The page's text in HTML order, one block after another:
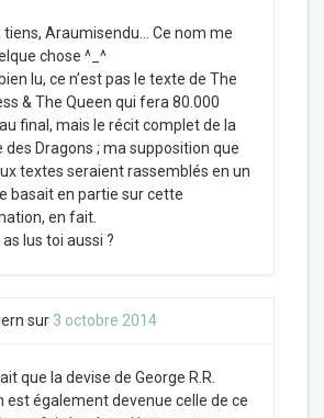
tiens, Araumisendu… Ce nom me
chose ^_^
lu, ce n’est pas le texte de The
& The Queen qui fera 80.000
final, mais le récit complet de la
des Dragons ; ma supposition que
textes seraient rassemblés en un
basait en partie sur cette
en fait.
as lus toi aussi ?
sur 3 octobre 2014
que la devise de George R.R.
est également devenue celle de ce